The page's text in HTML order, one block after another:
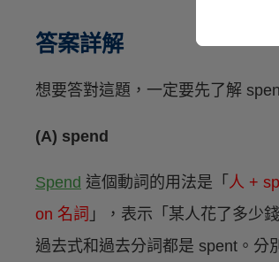
答案詳解
想要答對這題，一定要先了解
(A) spend
Spend 這個動詞的用法是「 人 +
on 名詞 」，表示「某人花了多少
過去式和過去分詞都是 spent。分